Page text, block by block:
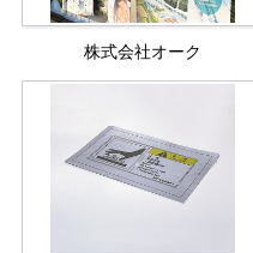
株式会社オーク